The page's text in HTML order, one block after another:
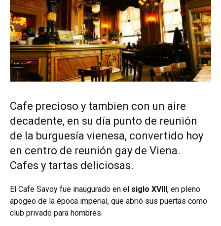
Cafe precioso y tambien con un aire
decadente, en su día punto de reunión
de la burguesía vienesa, convertido hoy
en centro de reunión gay de Viena.
Cafes y tartas deliciosas.
El Cafe Savoy fue inaugurado en el siglo XVIII , en pleno
apogeo de la época imperial, que abrió sus puertas como
club privado para hombres.